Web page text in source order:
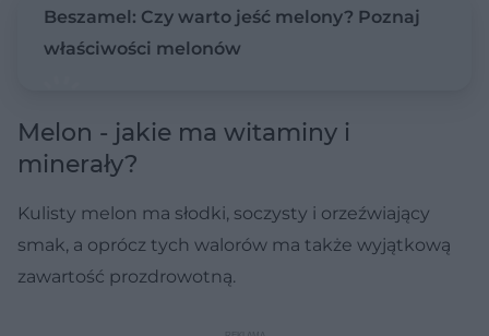
Beszamel: Czy warto jeść melony? Poznaj
właściwości melonów
Melon - jakie ma witaminy i
minerały?
Kulisty melon ma słodki, soczysty i orzeźwiający
smak, a oprócz tych walorów ma także wyjątkową
zawartość prozdrowotną.